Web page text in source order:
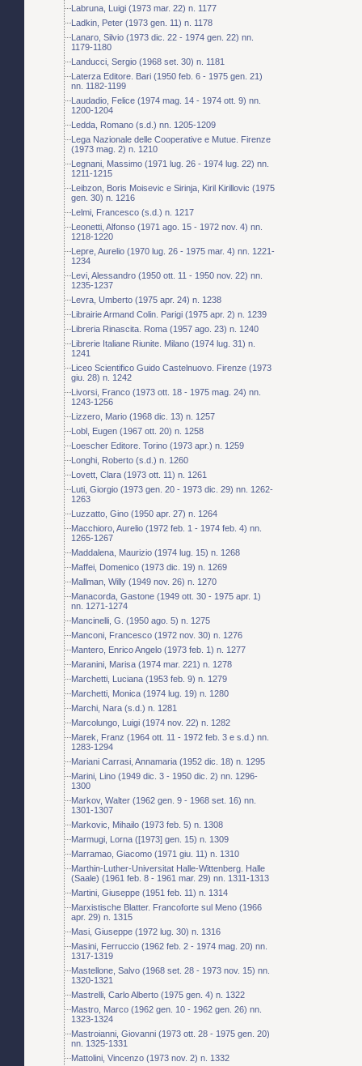
Labruna, Luigi (1973 mar. 22) n. 1177
Ladkin, Peter (1973 gen. 11) n. 1178
Lanaro, Silvio (1973 dic. 22 - 1974 gen. 22) nn.
1179-1180
Landucci, Sergio (1968 set. 30) n. 1181
Laterza Editore. Bari (1950 feb. 6 - 1975 gen. 21)
nn. 1182-1199
Laudadio, Felice (1974 mag. 14 - 1974 ott. 9) nn.
1200-1204
Ledda, Romano (s.d.) nn. 1205-1209
Lega Nazionale delle Cooperative e Mutue. Firenze
(1973 mag. 2) n. 1210
Legnani, Massimo (1971 lug. 26 - 1974 lug. 22) nn.
1211-1215
Leibzon, Boris Moisevic e Sirinja, Kiril Kirillovic (1975
gen. 30) n. 1216
Lelmi, Francesco (s.d.) n. 1217
Leonetti, Alfonso (1971 ago. 15 - 1972 nov. 4) nn.
1218-1220
Lepre, Aurelio (1970 lug. 26 - 1975 mar. 4) nn. 1221-
1234
Levi, Alessandro (1950 ott. 11 - 1950 nov. 22) nn.
1235-1237
Levra, Umberto (1975 apr. 24) n. 1238
Librairie Armand Colin. Parigi (1975 apr. 2) n. 1239
Libreria Rinascita. Roma (1957 ago. 23) n. 1240
Librerie Italiane Riunite. Milano (1974 lug. 31) n.
1241
Liceo Scientifico Guido Castelnuovo. Firenze (1973
giu. 28) n. 1242
Livorsi, Franco (1973 ott. 18 - 1975 mag. 24) nn.
1243-1256
Lizzero, Mario (1968 dic. 13) n. 1257
Lobl, Eugen (1967 ott. 20) n. 1258
Loescher Editore. Torino (1973 apr.) n. 1259
Longhi, Roberto (s.d.) n. 1260
Lovett, Clara (1973 ott. 11) n. 1261
Luti, Giorgio (1973 gen. 20 - 1973 dic. 29) nn. 1262-
1263
Luzzatto, Gino (1950 apr. 27) n. 1264
Macchioro, Aurelio (1972 feb. 1 - 1974 feb. 4) nn.
1265-1267
Maddalena, Maurizio (1974 lug. 15) n. 1268
Maffei, Domenico (1973 dic. 19) n. 1269
Mallman, Willy (1949 nov. 26) n. 1270
Manacorda, Gastone (1949 ott. 30 - 1975 apr. 1)
nn. 1271-1274
Mancinelli, G. (1950 ago. 5) n. 1275
Manconi, Francesco (1972 nov. 30) n. 1276
Mantero, Enrico Angelo (1973 feb. 1) n. 1277
Maranini, Marisa (1974 mar. 221) n. 1278
Marchetti, Luciana (1953 feb. 9) n. 1279
Marchetti, Monica (1974 lug. 19) n. 1280
Marchi, Nara (s.d.) n. 1281
Marcolungo, Luigi (1974 nov. 22) n. 1282
Marek, Franz (1964 ott. 11 - 1972 feb. 3 e s.d.) nn.
1283-1294
Mariani Carrasi, Annamaria (1952 dic. 18) n. 1295
Marini, Lino (1949 dic. 3 - 1950 dic. 2) nn. 1296-
1300
Markov, Walter (1962 gen. 9 - 1968 set. 16) nn.
1301-1307
Markovic, Mihailo (1973 feb. 5) n. 1308
Marmugi, Lorna ([1973] gen. 15) n. 1309
Marramao, Giacomo (1971 giu. 11) n. 1310
Marthin-Luther-Universitat Halle-Wittenberg. Halle
(Saale) (1961 feb. 8 - 1961 mar. 29) nn. 1311-1313
Martini, Giuseppe (1951 feb. 11) n. 1314
Marxistische Blatter. Francoforte sul Meno (1966
apr. 29) n. 1315
Masi, Giuseppe (1972 lug. 30) n. 1316
Masini, Ferruccio (1962 feb. 2 - 1974 mag. 20) nn.
1317-1319
Mastellone, Salvo (1968 set. 28 - 1973 nov. 15) nn.
1320-1321
Mastrelli, Carlo Alberto (1975 gen. 4) n. 1322
Mastro, Marco (1962 gen. 10 - 1962 gen. 26) nn.
1323-1324
Mastroianni, Giovanni (1973 ott. 28 - 1975 gen. 20)
nn. 1325-1331
Mattolini, Vincenzo (1973 nov. 2) n. 1332